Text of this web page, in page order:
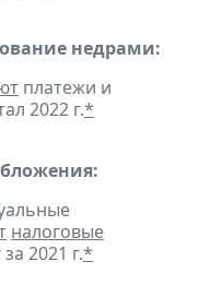
недрами:
платежи и
2022 г.*
налоговые
2021 г.*